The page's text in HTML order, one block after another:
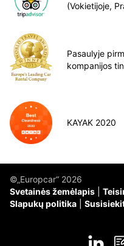
(Vokietijoje,
Pasaulyje
kompanijos
KAYAK 2020
©„Europcar“ 2026
Svetainės žemėlapis
Slapukų politika